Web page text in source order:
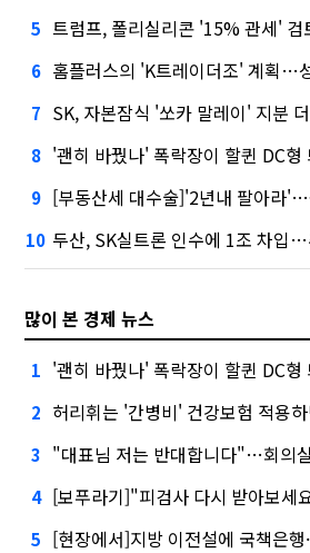
5 트럼프, 폴리실리콘 '15% 관세' 검토…
6 홈플러스의 'K트레이더조' 계획…
7 SK, 자본잠식 '쏘카 말레이' 지분
8 '괜히 바꿨나' 폭락장이 할퀸 DC형 퇴
9 [부동산세 대수술]'2년내 팔아라
10 두산, SK실트론 인수에 1조 차입
많이 본 경제 뉴스
1 '괜히 바꿨나' 폭락장이 할퀸 DC형 퇴
2 허리휘는 '간병비' 건강보험 적용
3 "대표님 저는 반대합니다"…회의실에
4 [보푸라기]"피검사 다시 받아보세요" 한마
5 [현장에서]지방 이전설에 국책은행·농협 '